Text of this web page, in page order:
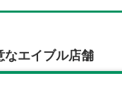
なエイブル店舗